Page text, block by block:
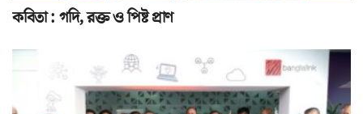
কবিতা : গদি, রক্ত ও পিষ্ট প্রাণ